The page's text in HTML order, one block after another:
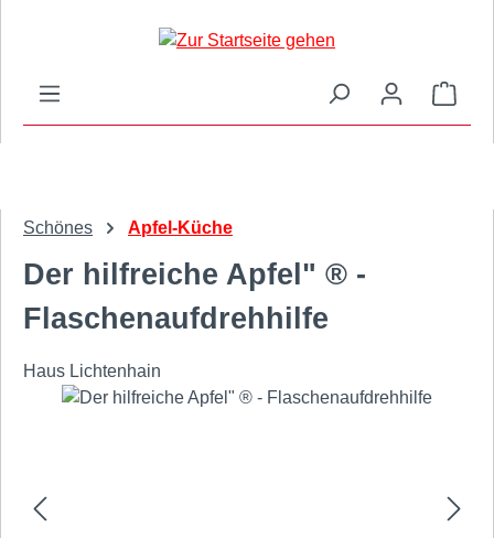
Zum Hauptinhalt springen
Schönes Apfel-Küche
Der hilfreiche Apfel" ® -
Flaschenaufdrehhilfe
Haus Lichtenhain
Bildergalerie überspringen